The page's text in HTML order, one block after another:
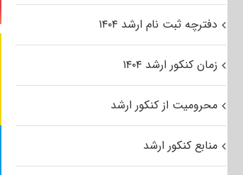
دفترچه ثبت نام ارشد ۱۴۰۴
زمان کنکور ارشد ۱۴۰۴
محرومیت از کنکور ارشد
منابع کنکور ارشد